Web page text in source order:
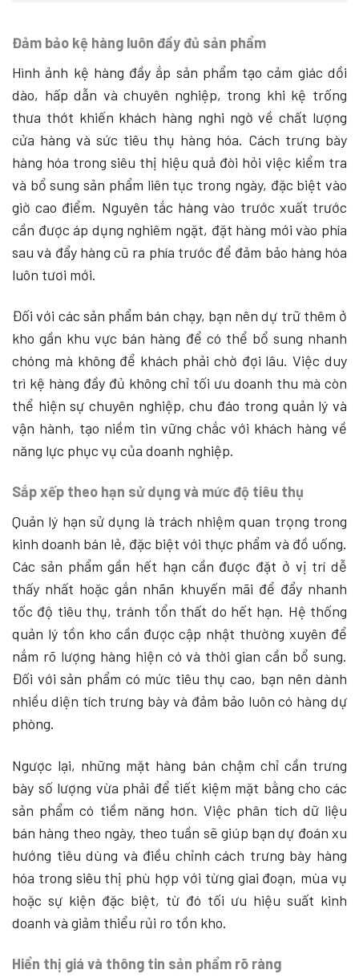
Đảm bảo kệ hàng luôn đầy đủ sản phẩm
Hình ảnh kệ hàng đầy ắp sản phẩm tạo cảm giác dồi
dào, hấp dẫn và chuyên nghiệp, trong khi kệ trống
thưa thớt khiến khách hàng nghi ngờ về chất lượng
cửa hàng và sức tiêu thụ hàng hóa. Cách trưng bày
hàng hóa trong siêu thị hiệu quả đòi hỏi việc kiểm tra
và bổ sung sản phẩm liên tục trong ngày, đặc biệt vào
giờ cao điểm. Nguyên tắc hàng vào trước xuất trước
cần được áp dụng nghiêm ngặt, đặt hàng mới vào phía
sau và đẩy hàng cũ ra phía trước để đảm bảo hàng hóa
luôn tươi mới.
Đối với các sản phẩm bán chạy, bạn nên dự trữ thêm ở
kho gần khu vực bán hàng để có thể bổ sung nhanh
chóng mà không để khách phải chờ đợi lâu. Việc duy
trì kệ hàng đầy đủ không chỉ tối ưu doanh thu mà còn
thể hiện sự chuyên nghiệp, chu đáo trong quản lý và
vận hành, tạo niềm tin vững chắc với khách hàng về
năng lực phục vụ của doanh nghiệp.
Sắp xếp theo hạn sử dụng và mức độ tiêu thụ
Quản lý hạn sử dụng là trách nhiệm quan trọng trong
kinh doanh bán lẻ, đặc biệt với thực phẩm và đồ uống.
Các sản phẩm gần hết hạn cần được đặt ở vị trí dễ
thấy nhất hoặc gắn nhãn khuyến mãi để đẩy nhanh
tốc độ tiêu thụ, tránh tổn thất do hết hạn. Hệ thống
quản lý tồn kho cần được cập nhật thường xuyên để
nắm rõ lượng hàng hiện có và thời gian cần bổ sung.
Đối với sản phẩm có mức tiêu thụ cao, bạn nên dành
nhiều diện tích trưng bày và đảm bảo luôn có hàng dự
phòng.
Ngược lại, những mặt hàng bán chậm chỉ cần trưng
bày số lượng vừa phải để tiết kiệm mặt bằng cho các
sản phẩm có tiềm năng hơn. Việc phân tích dữ liệu
bán hàng theo ngày, theo tuần sẽ giúp bạn dự đoán xu
hướng tiêu dùng và điều chỉnh cách trưng bày hàng
hóa trong siêu thị phù hợp với từng giai đoạn, mùa vụ
hoặc sự kiện đặc biệt, từ đó tối ưu hiệu suất kinh
doanh và giảm thiểu rủi ro tồn kho.
Hiển thị giá và thông tin sản phẩm rõ ràng